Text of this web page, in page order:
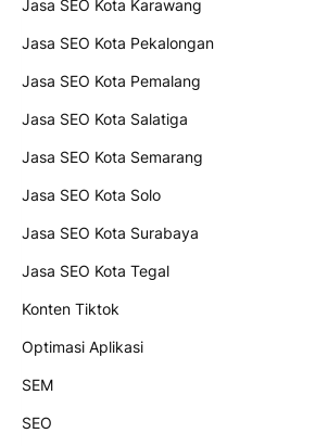
Jasa SEO Kota Karawang
Jasa SEO Kota Pekalongan
Jasa SEO Kota Pemalang
Jasa SEO Kota Salatiga
Jasa SEO Kota Semarang
Jasa SEO Kota Solo
Jasa SEO Kota Surabaya
Jasa SEO Kota Tegal
Konten Tiktok
Optimasi Aplikasi
SEM
SEO